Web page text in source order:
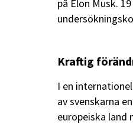
på Elon Musk.
Kraftig
I en
av svenskarna
europeiska land